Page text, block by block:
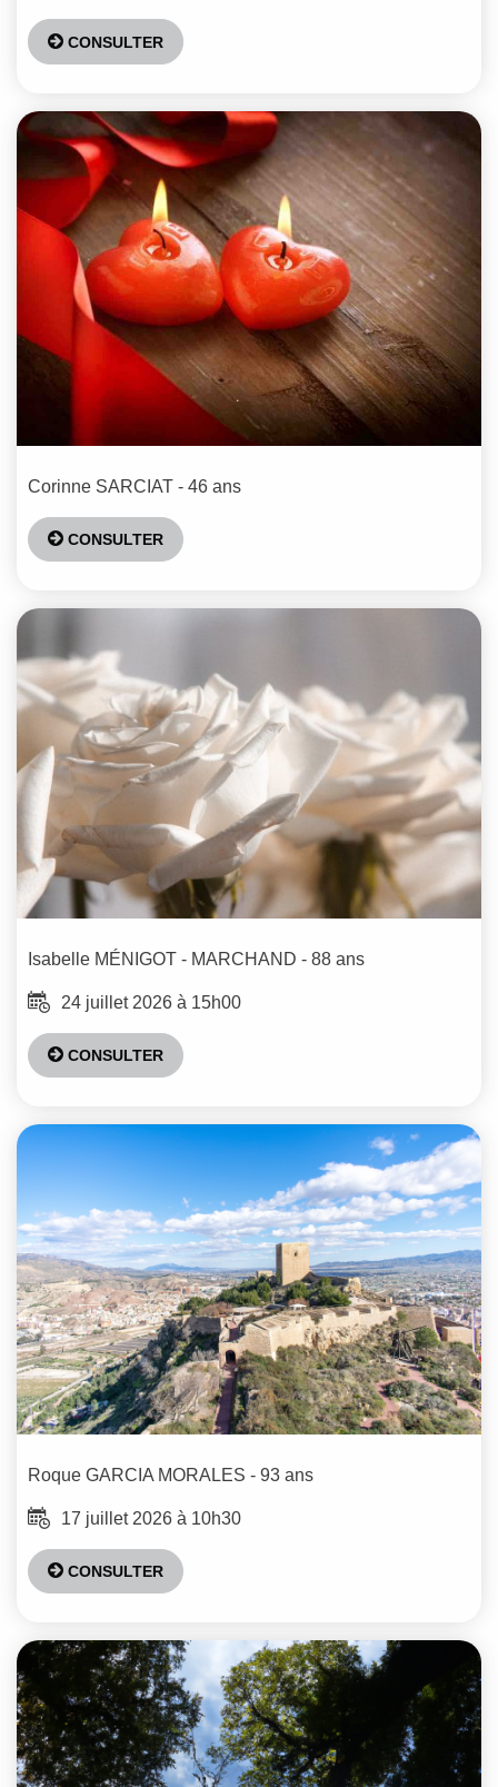
CONSULTER
Corinne SARCIAT - 46 ans
CONSULTER
Isabelle MÉNIGOT - MARCHAND - 88 ans
24 juillet 2026 à 15h00
CONSULTER
Roque GARCIA MORALES - 93 ans
17 juillet 2026 à 10h30
CONSULTER